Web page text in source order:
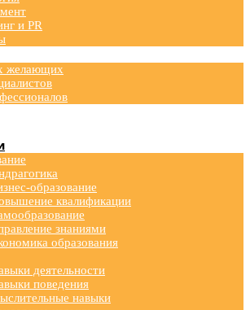
и PR
желающих
образование
квалификации
знаниями
образования
деятельности
поведения
навыки